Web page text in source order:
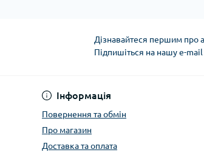
Дізнавайтеся першим про
Підпишіться на нашу e-
Інформація
Повернення та обмін
Про магазин
Доставка та оплата